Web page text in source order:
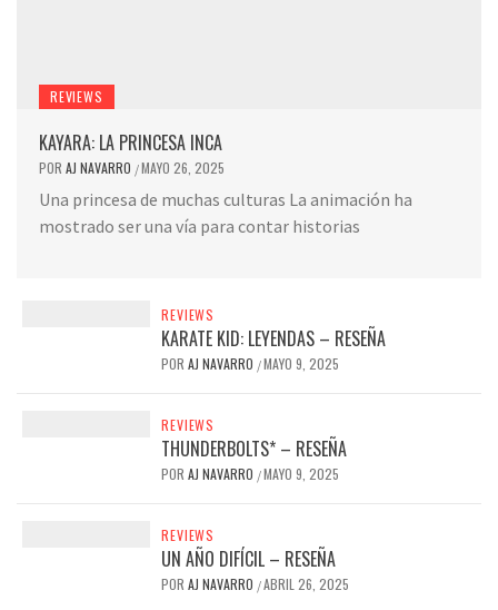
REVIEWS
KAYARA: LA PRINCESA INCA
POR AJ NAVARRO /MAYO 26, 2025
Una princesa de muchas culturas La animación ha
mostrado ser una vía para contar historias
REVIEWS
KARATE KID: LEYENDAS – RESEÑA
POR AJ NAVARRO /MAYO 9, 2025
REVIEWS
THUNDERBOLTS* – RESEÑA
POR AJ NAVARRO /MAYO 9, 2025
REVIEWS
UN AÑO DIFÍCIL – RESEÑA
POR AJ NAVARRO /ABRIL 26, 2025